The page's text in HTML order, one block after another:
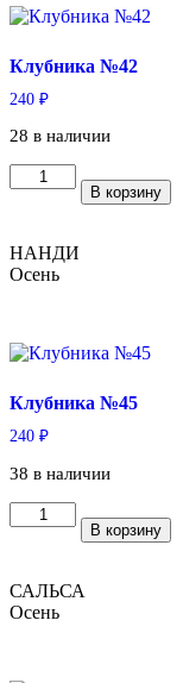
Клубника №42
240 ₽
28 в наличии
Количество
товара
В корзину
НАНДИ
Осень
Клубника №45
240 ₽
38 в наличии
Количество
товара
В корзину
САЛЬСА
Осень